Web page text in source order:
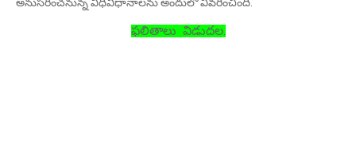
ఫ‌లితాలు విడుదల.